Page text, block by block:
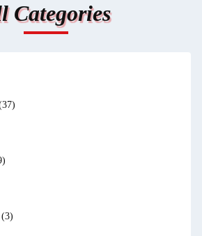
Categories
(3)